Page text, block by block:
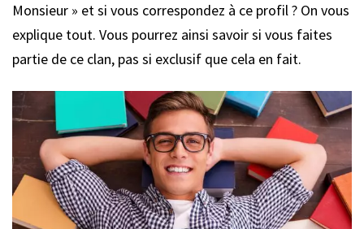
Monsieur » et si vous correspondez à ce profil ? On vous
explique tout. Vous pourrez ainsi savoir si vous faites
partie de ce clan, pas si exclusif que cela en fait.